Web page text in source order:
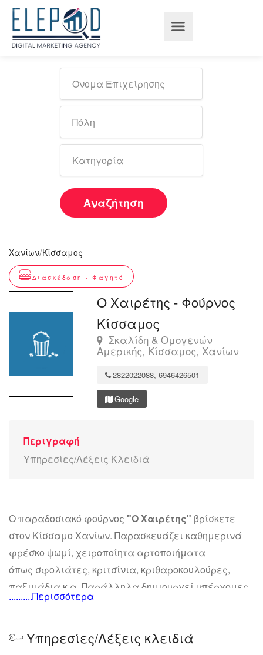
Αναζήτηση
Χανίων/Κίσσαμος
Διασκέδαση - Φαγητό
Ο Χαιρέτης - Φούρνος
Κίσσαμος
Σκαλίδη & Ομογενών
Αμερικής, Κίσσαμος, Χανίων
2822022088, 6946426501
Google
Περιγραφή
Υπηρεσίες/Λέξεις Κλειδιά
Ο παραδοσιακό φούρνος "Ο Χαιρέτης" βρίσκετε
στον Κίσσαμο Χανίων. Παρασκευάζει καθημερινά
φρέσκο ψωμί, χειροποίητα αρτοποιήματα
όπως σφολιάτες, κριτσίνια, κριθαροκουλούρες,
παξιμάδια κ.α. Παράλληλα δημιουργεί υπέρχομες
γλυκές γεύσεις με χειροποίητα γλυκά όπως
Μαζί με τις χειροποίητες λιχουδιές μπορείτε να
..........Περισσότερα
Υπηρεσίες/Λέξεις κλειδιά